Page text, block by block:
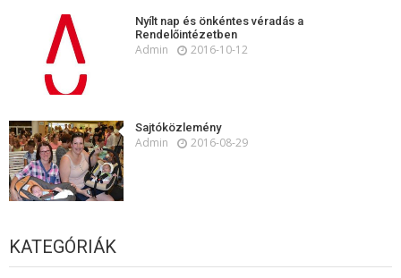
Nyílt nap és önkéntes véradás a
Rendelőintézetben
Admin 2016-10-12
Sajtóközlemény
Admin 2016-08-29
KATEGÓRIÁK